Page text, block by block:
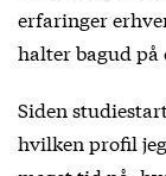
erfaringer
halter bagud på
Siden
hvilken profil